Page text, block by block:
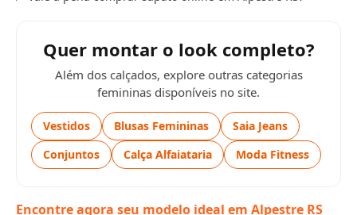
Quer montar o look completo?
Além dos calçados, explore outras categorias
femininas disponíveis no site.
Vestidos Blusas Femininas
Saia Jeans
Conjuntos
Calça Alfaiataria Moda Fitness
Encontre agora seu modelo ideal em Alpestre RS